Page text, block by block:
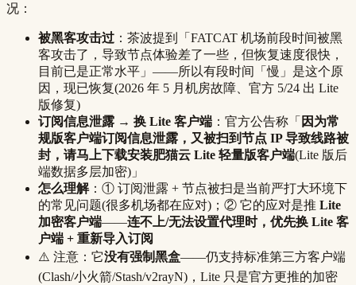
况：
被黑客攻击过 ：茶波提到「FATCAT 机场前段时间被黑
客攻击了，导致节点体验差了一些，但恢复速度很快，
目前已是正常水平」——所以有段时间「慢」是这个原
因，现已恢复(2026 年 5 月机房故障、官方 5/24 出 Lite
版修复)
订阅信息泄露 → 换 Lite 客户端 ：官方公告称「 因为常
规版客户端订阅信息泄露，又被扫到节点 IP 导致线路被
封，请马上下载安装肥猫云 Lite 轻量版客户端(Lite 版后
端数据多层加密)」
怎么理解：① 订阅泄露 + 节点被扫是当前严打大环境下
的常见问题(很多机场都在应对)；② 它的应对是推 Lite
加密客户端——连不上/无法设置代理时，优先换 Lite 客
户端 + 重新导入订阅
⚠️ 注意：它没有强制黑盒——仍支持标准第三方客户端
(Clash/小火箭/Stash/v2rayN)，Lite 只是官方更推的加密